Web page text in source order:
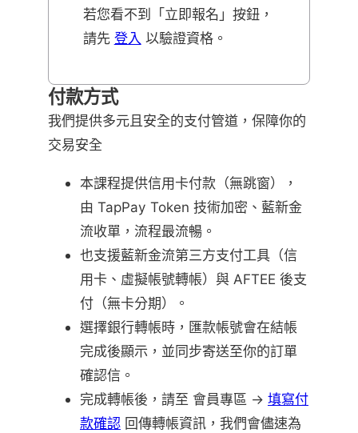
若您看不到「立即報名」按鈕，
請先 登入 以驗證資格。
付款方式
我們提供多元且安全的支付管道，保障你的
交易安全
本課程提供信用卡付款（無跳窗），
由 TapPay Token 技術加密、藍新金
流收單，流程最流暢。
也支援藍新金流第三方支付工具（信
用卡、虛擬帳號轉帳）與 AFTEE 後支
付（無卡分期）。
選擇銀行轉帳時，匯款帳號會在結帳
完成後顯示，並同步寄送至你的訂單
確認信。
完成轉帳後，請至 會員專區 → 填寫付
款確認 回傳轉帳資訊，我們會儘速為